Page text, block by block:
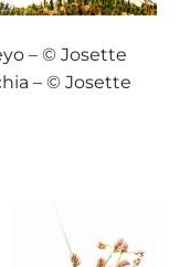
– © Josette
– © Josette